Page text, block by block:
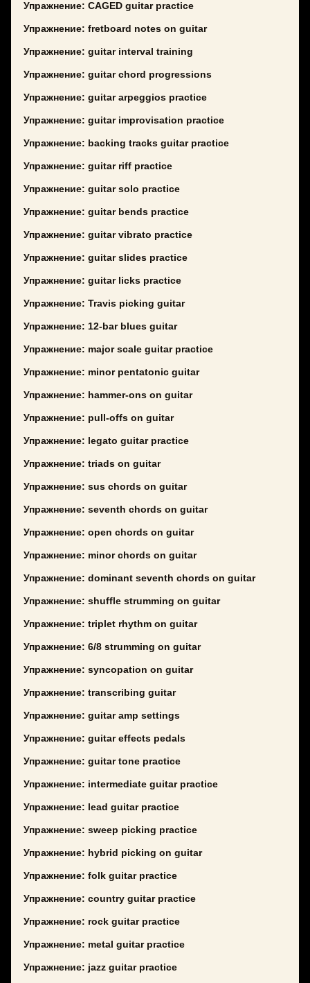
Упражнение: CAGED guitar practice
Упражнение: fretboard notes on guitar
Упражнение: guitar interval training
Упражнение: guitar chord progressions
Упражнение: guitar arpeggios practice
Упражнение: guitar improvisation practice
Упражнение: backing tracks guitar practice
Упражнение: guitar riff practice
Упражнение: guitar solo practice
Упражнение: guitar bends practice
Упражнение: guitar vibrato practice
Упражнение: guitar slides practice
Упражнение: guitar licks practice
Упражнение: Travis picking guitar
Упражнение: 12-bar blues guitar
Упражнение: major scale guitar practice
Упражнение: minor pentatonic guitar
Упражнение: hammer-ons on guitar
Упражнение: pull-offs on guitar
Упражнение: legato guitar practice
Упражнение: triads on guitar
Упражнение: sus chords on guitar
Упражнение: seventh chords on guitar
Упражнение: open chords on guitar
Упражнение: minor chords on guitar
Упражнение: dominant seventh chords on guitar
Упражнение: shuffle strumming on guitar
Упражнение: triplet rhythm on guitar
Упражнение: 6/8 strumming on guitar
Упражнение: syncopation on guitar
Упражнение: transcribing guitar
Упражнение: guitar amp settings
Упражнение: guitar effects pedals
Упражнение: guitar tone practice
Упражнение: intermediate guitar practice
Упражнение: lead guitar practice
Упражнение: sweep picking practice
Упражнение: hybrid picking on guitar
Упражнение: folk guitar practice
Упражнение: country guitar practice
Упражнение: rock guitar practice
Упражнение: metal guitar practice
Упражнение: jazz guitar practice